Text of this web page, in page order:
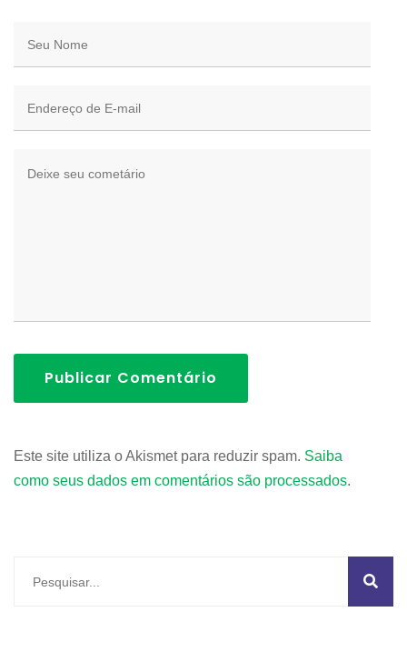
Publicar Comentário
Este site utiliza o Akismet para reduzir spam. Saiba
como seus dados em comentários são processados.